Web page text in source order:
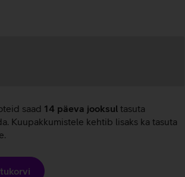
saad 14 päeva jooksul tasuta
Kuupakkumistele kehtib lisaks ka tasuta